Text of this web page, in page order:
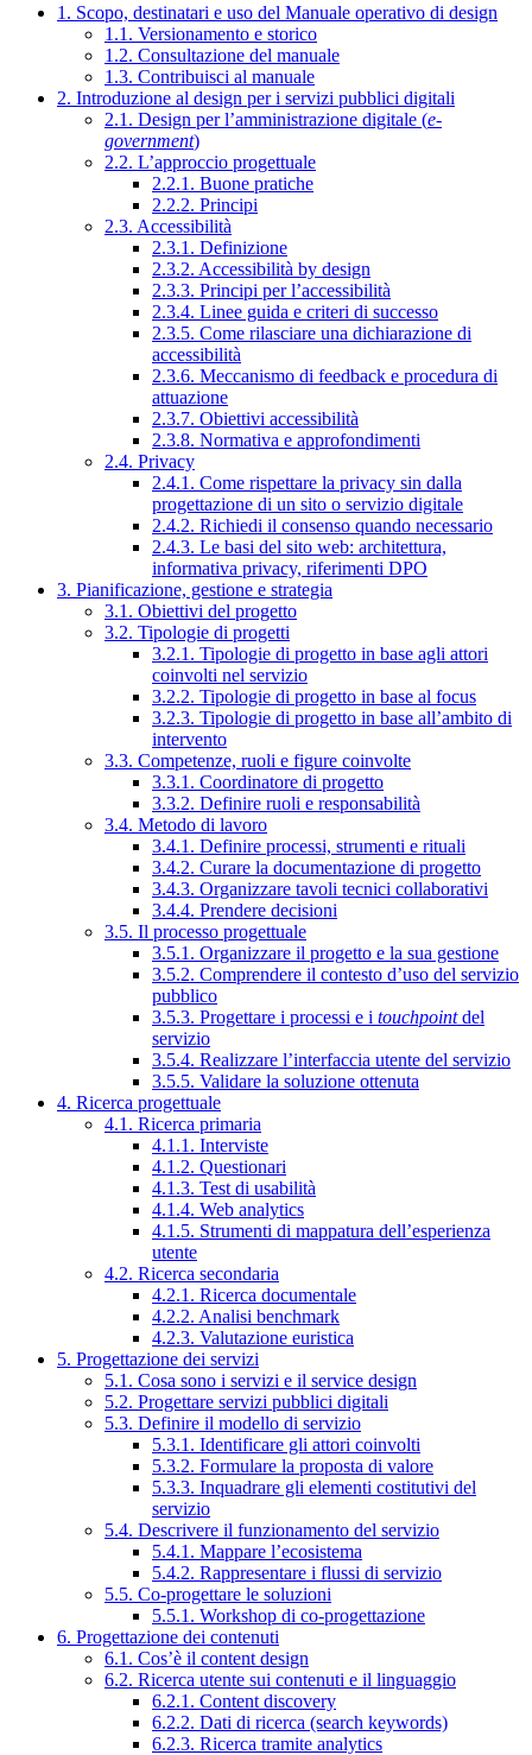
1. Scopo, destinatari e uso del Manuale operativo di design
1.1. Versionamento e storico
1.2. Consultazione del manuale
1.3. Contribuisci al manuale
2. Introduzione al design per i servizi pubblici digitali
2.1. Design per l’amministrazione digitale (e-
government)
2.2. L’approccio progettuale
2.2.1. Buone pratiche
2.2.2. Principi
2.3. Accessibilità
2.3.1. Definizione
2.3.2. Accessibilità by design
2.3.3. Principi per l’accessibilità
2.3.4. Linee guida e criteri di successo
2.3.5. Come rilasciare una dichiarazione di
accessibilità
2.3.6. Meccanismo di feedback e procedura di
attuazione
2.3.7. Obiettivi accessibilità
2.3.8. Normativa e approfondimenti
2.4. Privacy
2.4.1. Come rispettare la privacy sin dalla
progettazione di un sito o servizio digitale
2.4.2. Richiedi il consenso quando necessario
2.4.3. Le basi del sito web: architettura,
informativa privacy, riferimenti DPO
3. Pianificazione, gestione e strategia
3.1. Obiettivi del progetto
3.2. Tipologie di progetti
3.2.1. Tipologie di progetto in base agli attori
coinvolti nel servizio
3.2.2. Tipologie di progetto in base al focus
3.2.3. Tipologie di progetto in base all’ambito di
intervento
3.3. Competenze, ruoli e figure coinvolte
3.3.1. Coordinatore di progetto
3.3.2. Definire ruoli e responsabilità
3.4. Metodo di lavoro
3.4.1. Definire processi, strumenti e rituali
3.4.2. Curare la documentazione di progetto
3.4.3. Organizzare tavoli tecnici collaborativi
3.4.4. Prendere decisioni
3.5. Il processo progettuale
3.5.1. Organizzare il progetto e la sua gestione
3.5.2. Comprendere il contesto d’uso del servizio
pubblico
3.5.3. Progettare i processi e i touchpointdel
servizio
3.5.4. Realizzare l’interfaccia utente del servizio
3.5.5. Validare la soluzione ottenuta
4. Ricerca progettuale
4.1. Ricerca primaria
4.1.1. Interviste
4.1.2. Questionari
4.1.3. Test di usabilità
4.1.4. Web analytics
4.1.5. Strumenti di mappatura dell’esperienza
utente
4.2. Ricerca secondaria
4.2.1. Ricerca documentale
4.2.2. Analisi benchmark
4.2.3. Valutazione euristica
5. Progettazione dei servizi
5.1. Cosa sono i servizi e il service design
5.2. Progettare servizi pubblici digitali
5.3. Definire il modello di servizio
5.3.1. Identificare gli attori coinvolti
5.3.2. Formulare la proposta di valore
5.3.3. Inquadrare gli elementi costitutivi del
servizio
5.4. Descrivere il funzionamento del servizio
5.4.1. Mappare l’ecosistema
5.4.2. Rappresentare i flussi di servizio
5.5. Co-progettare le soluzioni
5.5.1. Workshop di co-progettazione
6. Progettazione dei contenuti
6.1. Cos’è il content design
6.2. Ricerca utente sui contenuti e il linguaggio
6.2.1. Content discovery
6.2.2. Dati di ricerca (search keywords)
6.2.3. Ricerca tramite analytics